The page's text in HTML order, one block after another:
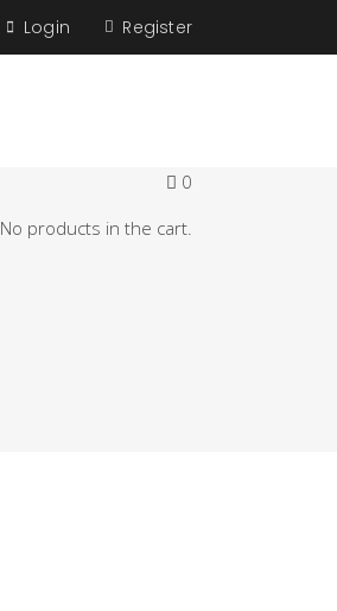
Login Register
0
No products in the cart.